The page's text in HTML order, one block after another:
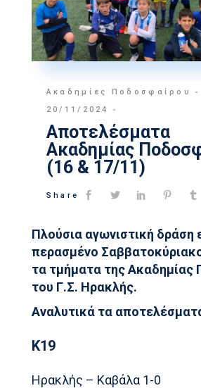
Ακαδημίες Ποδοσφαίρου
20/11/2024
Αποτελέσματα
Ακαδημίας
(16 & 17/11)
Share
Πλούσια αγωνιστική δράση
περασμένο
τα τμήματα της Ακαδημίας
του Γ.Σ. Ηρακλής.
Αναλυτικά τα
Κ19
Ηρακλής – Καβάλα 1-0